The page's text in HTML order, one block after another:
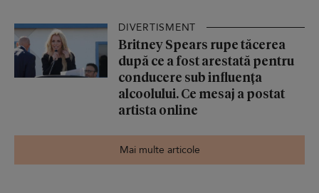
DIVERTISMENT
Britney Spears rupe tăcerea
după ce a fost arestată pentru
conducere sub influența
alcoolului. Ce mesaj a postat
artista online
Mai multe articole